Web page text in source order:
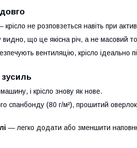
не розповзеться навіть при
видно, що це якісна річ, а не масовий
вентиляцію, крісло ідеально
і крісло знову як нове.
спанбонду (80 г/м²), прошитий
— легко додати або зменшити